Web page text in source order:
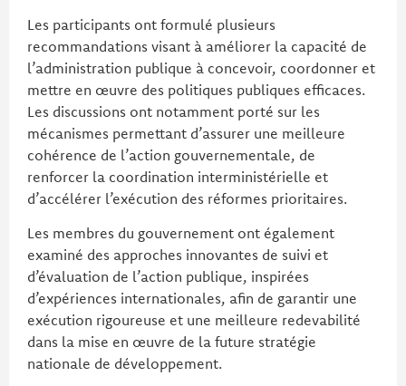
Les participants ont formulé plusieurs
recommandations visant à améliorer la capacité de
l’administration publique à concevoir, coordonner et
mettre en œuvre des politiques publiques efficaces.
Les discussions ont notamment porté sur les
mécanismes permettant d’assurer une meilleure
cohérence de l’action gouvernementale, de
renforcer la coordination interministérielle et
d’accélérer l’exécution des réformes prioritaires.
Les membres du gouvernement ont également
examiné des approches innovantes de suivi et
d’évaluation de l’action publique, inspirées
d’expériences internationales, afin de garantir une
exécution rigoureuse et une meilleure redevabilité
dans la mise en œuvre de la future stratégie
nationale de développement.